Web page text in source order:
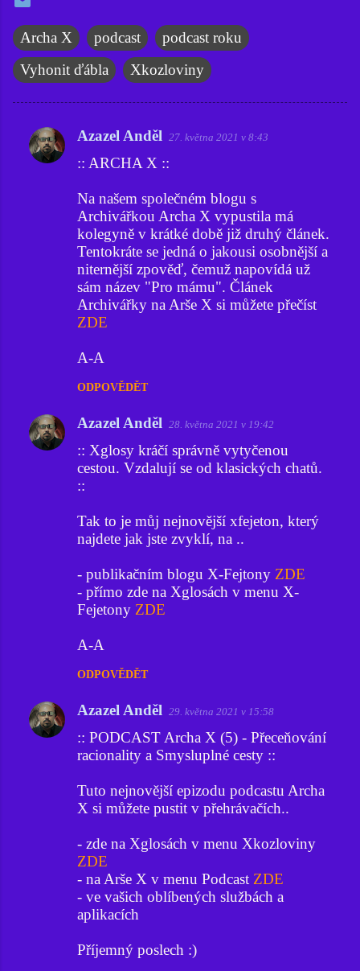
Archa X podcast
podcast roku
Vyhonit ďábla
Xkozloviny
K
Azazel Anděl 27. května 2021 v 8:43
:: ARCHA X ::
Na našem společném blogu s
Archivářkou Archa X vypustila má
kolegyně v krátké době již druhý článek.
Tentokráte se jedná o jakousi osobnější a
niternější zpověď, čemuž napovídá už
sám název "Pro mámu". Článek
Archivářky na Arše X si můžete přečíst
ZDE
A-A
ODPOVĚDĚT
Azazel Anděl 28. května 2021 v 19:42
:: Xglosy kráčí správně vytyčenou
cestou. Vzdalují se od klasických chatů.
::
Tak to je můj nejnovější xfejeton, který
najdete jak jste zvyklí, na ..
- publikačním blogu X-Fejtony ZDE
- přímo zde na Xglosách v menu X-
Fejetony ZDE
A-A
ODPOVĚDĚT
Azazel Anděl 29. května 2021 v 15:58
:: PODCAST Archa X (5) - Přeceňování
racionality a Smysluplné cesty ::
Tuto nejnovější epizodu podcastu Archa
X si můžete pustit v přehrávačích..
- zde na Xglosách v menu Xkozloviny
ZDE
- na Arše X v menu Podcast ZDE
- ve vašich oblíbených službách a
aplikacích
Příjemný poslech :)